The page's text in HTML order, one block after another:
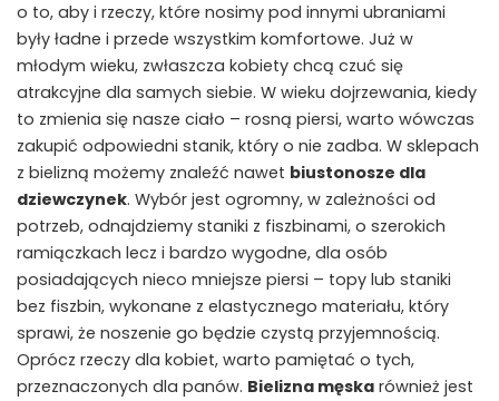
o to, aby i rzeczy, które nosimy pod innymi ubraniami
były ładne i przede wszystkim komfortowe. Już w
młodym wieku, zwłaszcza kobiety chcą czuć się
atrakcyjne dla samych siebie. W wieku dojrzewania, kiedy
to zmienia się nasze ciało – rosną piersi, warto wówczas
zakupić odpowiedni stanik, który o nie zadba. W sklepach
z bielizną możemy znaleźć nawet biustonosze dla
dziewczynek. Wybór jest ogromny, w zależności od
potrzeb, odnajdziemy staniki z fiszbinami, o szerokich
ramiączkach lecz i bardzo wygodne, dla osób
posiadających nieco mniejsze piersi – topy lub staniki
bez fiszbin, wykonane z elastycznego materiału, który
sprawi, że noszenie go będzie czystą przyjemnością.
Oprócz rzeczy dla kobiet, warto pamiętać o tych,
przeznaczonych dla panów. Bielizna męska również jest